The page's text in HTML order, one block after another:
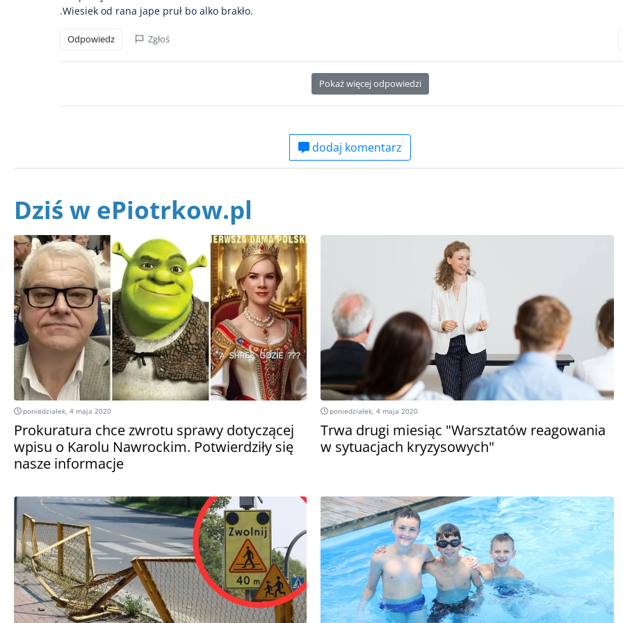
.Wiesiek od rana jape pruł bo alko brakło.
Odpowiedz Zgłoś
Pokaż więcej odpowiedzi
dodaj komentarz
Dziś w ePiotrkow.pl
poniedziałek, 4 maja 2020
Prokuratura chce zwrotu sprawy dotyczącej
wpisu o Karolu Nawrockim. Potwierdziły się
nasze informacje
poniedziałek, 4 maja 2020
Trwa drugi miesiąc "Warsztatów reagowania
w sytuacjach kryzysowych"